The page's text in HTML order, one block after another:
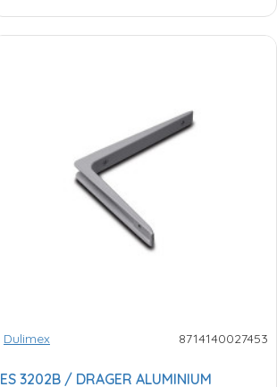
Dulimex 8714140027453
ES 3202B / DRAGER ALUMINIUM